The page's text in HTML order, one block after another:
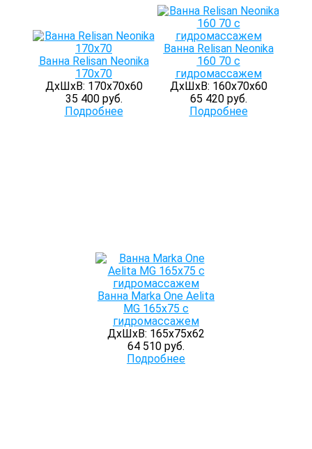
Ванна Relisan Neonika
170x70
ДхШхВ: 170х70х60
35 400 руб.
Подробнее
Ванна Relisan Neonika
160 70 с
гидромассажем
ДхШхВ: 160х70х60
65 420 руб.
Подробнее
Ванна Marka One Aelita
MG 165x75 с
гидромассажем
ДхШхВ: 165х75х62
64 510 руб.
Подробнее